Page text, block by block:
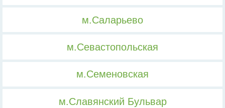
м.Саларьево
м.Севастопольская
м.Семеновская
м.Славянский Бульвар